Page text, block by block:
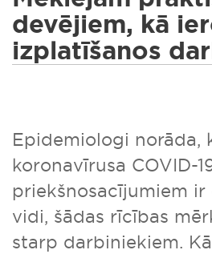
devējiem, kā
izplatīšanos
Epidemiologi norāda,
koronavīrusa COVID-
priekšnosacījumiem
vidi, šādas rīcības
starp darbiniekiem.